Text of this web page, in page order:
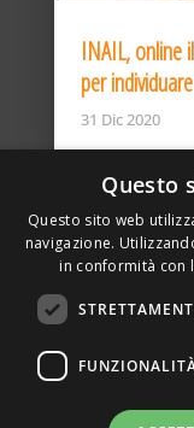
INAIL, online
per
31 Dic 2020
DELLA
SITO
Questo
Questo sito web
navigazione.
in conformità con